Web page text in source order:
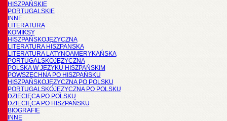
HISZPAŃSKIE
PORTUGALSKIE
INNE
LITERATURA
KOMIKSY
HISZPAŃSKOJĘZYCZNA
LITERATURA HISZPANSKA
LITERATURA LATYNOAMERYKAŃSKA
PORTUGALSKOJĘZYCZNA
POLSKA W JĘZYKU HISZPAŃSKIM
POWSZECHNA PO HISZPAŃSKU
HISZPAŃSKOJĘZYCZNA PO POLSKU
PORTUGALSKOJĘZYCZNA PO POLSKU
DZIECIĘCA PO POLSKU
DZIECIĘCA PO HISZPAŃSKU
BIOGRAFIE
INNE